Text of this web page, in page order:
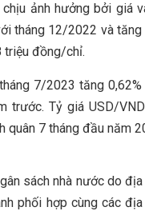
ảnh hưởng bởi giá
tháng 12/2022 và
triệu đồng/chỉ.
7/2023 tăng
trước. Tỷ giá USD/
quân 7 tháng đầu năm
sách nhà nước do
phối hợp cùng các